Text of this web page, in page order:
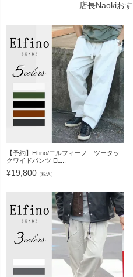
店長Naokiお
【予約】Elfino/エルフィーノ ツータッ
クワイドパンツ EL...
¥19,800 （税込）